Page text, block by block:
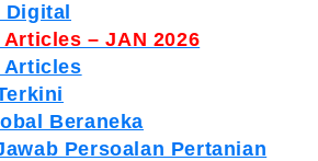
Digital
– JAN 2026
Articles
Beraneka
Persoalan Pertanian